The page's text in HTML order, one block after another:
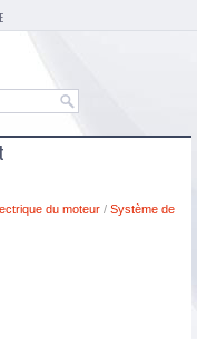
du moteur / Système de